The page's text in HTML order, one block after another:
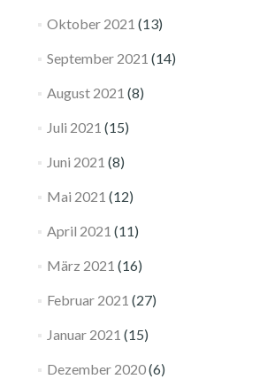
Oktober 2021 (13)
September 2021 (14)
August 2021 (8)
Juli 2021 (15)
Juni 2021 (8)
Mai 2021 (12)
April 2021 (11)
März 2021 (16)
Februar 2021 (27)
Januar 2021 (15)
Dezember 2020(6)